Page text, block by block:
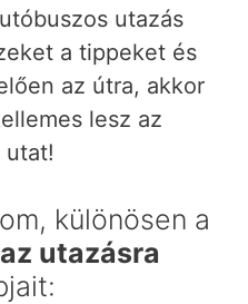
utazás
a tippeket és
az útra, akkor
lesz az
utat!
különösen a
utazásra